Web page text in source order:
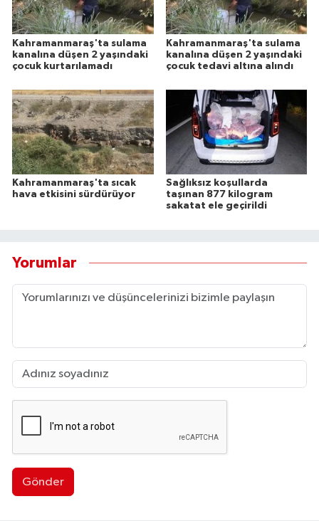
Kahramanmaraş'ta sulama
kanalına düşen 2 yaşındaki
çocuk kurtarılamadı
Kahramanmaraş'ta sulama
kanalına düşen 2 yaşındaki
çocuk tedavi altına alındı
Kahramanmaraş'ta sıcak
hava etkisini sürdürüyor
Sağlıksız koşullarda
taşınan 877 kilogram
sakatat ele geçirildi
Yorumlar
Gönder